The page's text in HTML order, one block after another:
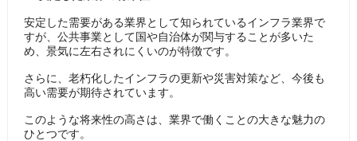
安定した需要がある業界として知られているインフラ業界で
すが、公共事業として国や自治体が関与することが多いた
め、景気に左右されにくいのが特徴です。
さらに、老朽化したインフラの更新や災害対策など、今後も
高い需要が期待されています。
このような将来性の高さは、業界で働くことの大きな魅力の
ひとつです。